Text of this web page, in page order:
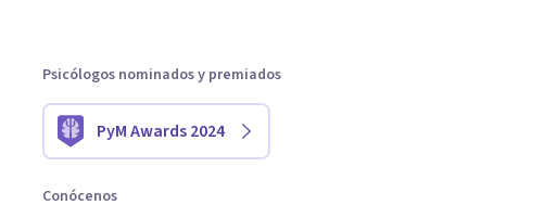
Psicólogos nominados y premiados
PyM Awards 2024
Conócenos